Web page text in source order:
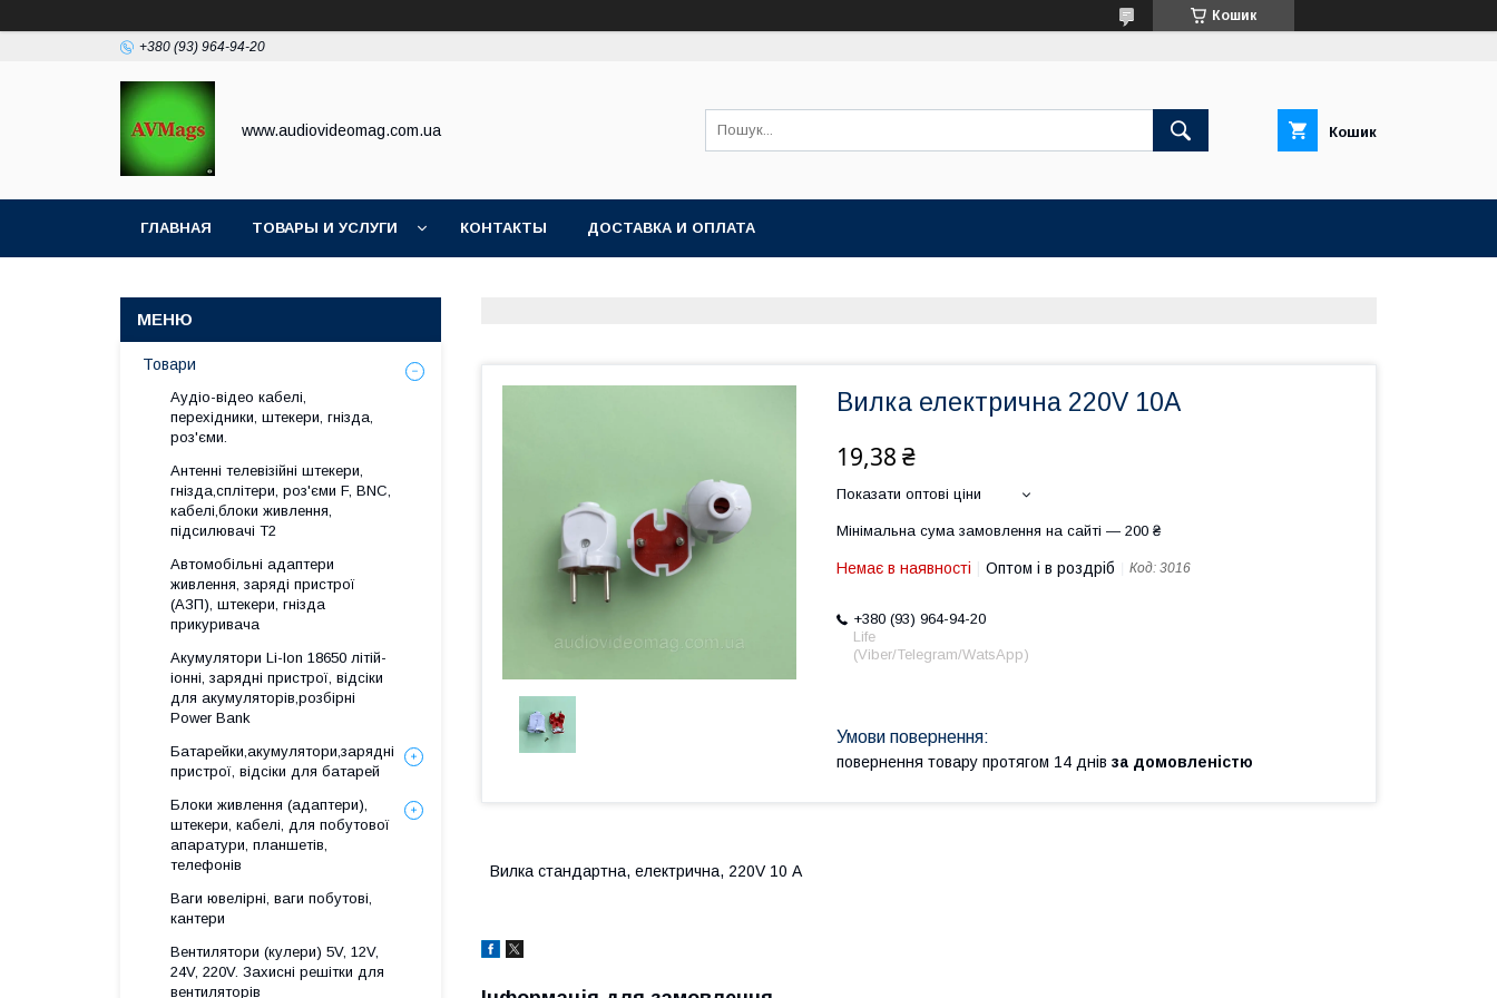
Кошик
+380 (93) 964-94-20
www.audiovideomag.com.ua Кошик
ГЛАВНАЯ ТОВАРЫ И УСЛУГИ КОНТАКТЫ ДОСТАВКА И ОПЛАТА
Вилка електрична 220V 10А
19,38 ₴
Показати оптові ціни
Мінімальна сума замовлення на сайті — 200 ₴
Немає в наявності Оптом і в роздріб Код: 3016
+380 (93) 964-94-20
Life
(Viber/Telegram/WatsApp)
повернення товару протягом 14 днів за домовленістю
Вилка стандартна, електрична, 220V 10 А
Товари
Аудіо-відео кабелі,
перехідники, штекери, гнізда,
роз'єми.
Антенні телевізійні штекери,
гнізда,сплітери, роз'єми F, BNC,
кабелі,блоки живлення,
підсилювачі Т2
Автомобільні адаптери
живлення, заряді пристрої
(АЗП), штекери, гнізда
прикуривача
Акумулятори Li-Ion 18650 літій-
іонні, зарядні пристрої, відсіки
для акумуляторів,розбірні
Power Bank
Батарейки,акумулятори,зарядні
пристрої, відсіки для батарей
Блоки живлення (адаптери),
штекери, кабелі, для побутової
апаратури, планшетів,
телефонів
Ваги ювелірні, ваги побутові,
кантери
Вентилятори (кулери) 5V, 12V,
24V, 220V. Захисні решітки для
вентиляторів